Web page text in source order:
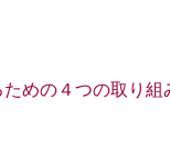
ための４つの取り組